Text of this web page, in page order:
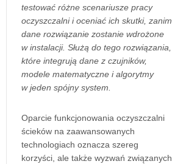
testować różne scenariusze pracy
oczyszczalni i oceniać ich skutki, zanim
dane rozwiązanie zostanie wdrożone
w instalacji. Służą do tego rozwiązania,
które integrują dane z czujników,
modele matematyczne i algorytmy
w jeden spójny system.
Oparcie funkcjonowania oczyszczalni
ścieków na zaawansowanych
technologiach oznacza szereg
korzyści, ale także wyzwań związanych